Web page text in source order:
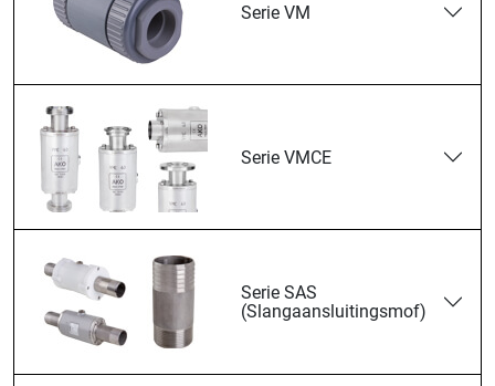
Serie VM
Serie VMCE
Serie SAS
(Slangaansluitingsmof)